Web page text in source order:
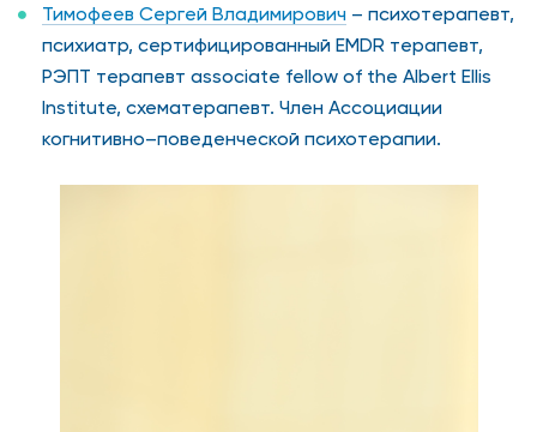
Тимофеев Сергей Владимирович – психотерапевт,
психиатр, сертифицированный EMDR терапевт,
РЭПТ терапевт associate fellow of the Albert Ellis
Institute, схематерапевт. Член Ассоциации
когнитивно–поведенческой психотерапии.